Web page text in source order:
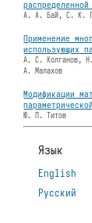
А. А. Бай, С. К.
Применение
использующих
А. С. Колганов,
А. Малахов
Модификации
Ю. П. Титов
Язык
English
Русский